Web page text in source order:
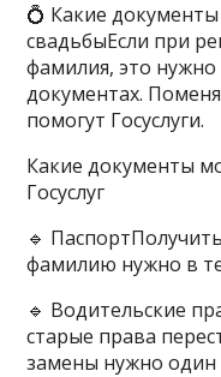
💍 Какие
свадьбыЕсли при
фамилия, это
документах.
помогут Госуслуги.
Какие документы
Госуслуг
🔹
фамилию нужно в
🔹 Водительские
старые права
замены нужно